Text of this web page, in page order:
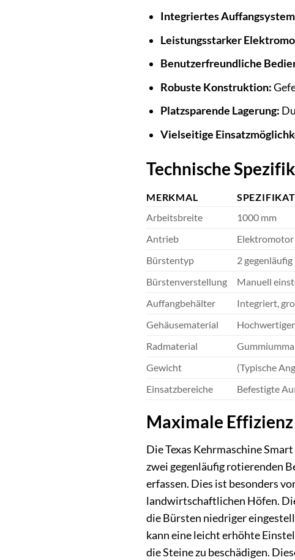
Integriertes
Leistungsstarker
Benutzerfreundliche
Robuste Konstruktion:
Platzsparende Lagerung:
Vielseitige
Technische
MERKMAL
Arbeitsbreite
1000 mm
Antrieb
Elektromotor
Bürstentyp
2
Bürstenverstellung
Manuell
Auffangbehälter
Integriert,
Gehäusematerial
Radmaterial
Gewicht
(Typische
Einsatzbereiche
Befestigte
Maximale
Die Texas Kehrmaschine
zwei gegenläufig rotierenden
erfassen. Dies ist besonders
landwirtschaftlichen Höfen.
die Bürsten niedriger
kann eine leicht erhöhte
die Steine zu beschädigen.